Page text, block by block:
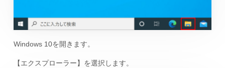
Windows 10を開きます。
【エクスプローラー】を選択します。